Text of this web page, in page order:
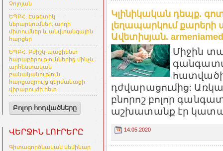
Չոլոյան
ԵՊԲՀ. Էսթետիկ
ներարկումներ. արդի
միտումներ և անվտանգային
հարցեր
ԵՊԲՀ. Բժիշկ-պացիենտ
հարաբերություններից մինչև
արհեստական
բանականություն.
հարցազրույց գերմանացի
վիրաբույժի հետ
Բոլոր հոդվածները
ՎԵՐՋԻՆ ԼՈՒՐԵՐԸ
Գիտագործնական սեմինար
Կլինիկական դեպք.
լեղապարկում քարերի
Ավետիսյան.
Միջին
հատվածի
դժվարացումից:
բնորոշ բոլոր
աշխատանք էր
14.05.2020